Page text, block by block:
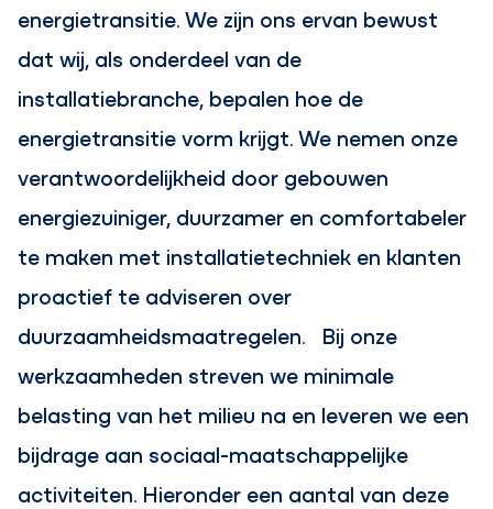
energietransitie. We zijn ons ervan bewust
dat wij, als onderdeel van de
installatiebranche, bepalen hoe de
energietransitie vorm krijgt. We nemen onze
verantwoordelijkheid door gebouwen
energiezuiniger, duurzamer en comfortabeler
te maken met installatietechniek en klanten
proactief te adviseren over
duurzaamheidsmaatregelen. Bij onze
werkzaamheden streven we minimale
belasting van het milieu na en leveren we een
bijdrage aan sociaal-maatschappelijke
activiteiten. Hieronder een aantal van deze